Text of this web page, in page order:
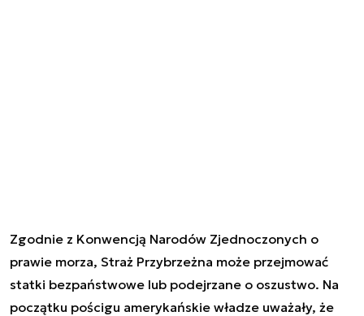
Zgodnie z Konwencją Narodów Zjednoczonych o
prawie morza, Straż Przybrzeżna może przejmować
statki bezpaństwowe lub podejrzane o oszustwo. Na
początku pościgu amerykańskie władze uważały, że